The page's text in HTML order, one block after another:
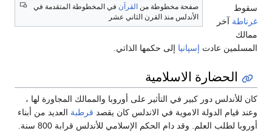
صفحة مخطوطة من القرآن في المخطوطة المتقدمة في
الأندلس منذ القرن الثاني عشر
سقوط
غرناطة آخر
ممالك
المسلمين عادت إسپانيا إلى حكمها الذاتي.
الحضارة الاسلامية
كان للأندلس دور كبير في التأثير على أوروبا والممالك المجاورة لها ،
وعند قيام الدولة الاموية في الاندلس كان يقصد قرطبة العديد من أبناء
أوروبا لطلب العلم. وقد دام الحكم الإسلامي للأندلس قرابة 800 سنة.